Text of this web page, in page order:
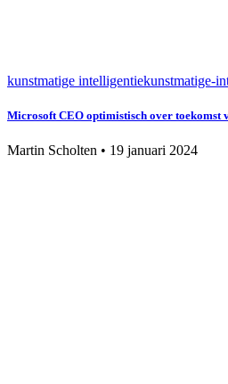
kunstmatige intelligentiekunstmatige-
Microsoft CEO optimistisch over toekomst
Martin Scholten • 19 januari 2024